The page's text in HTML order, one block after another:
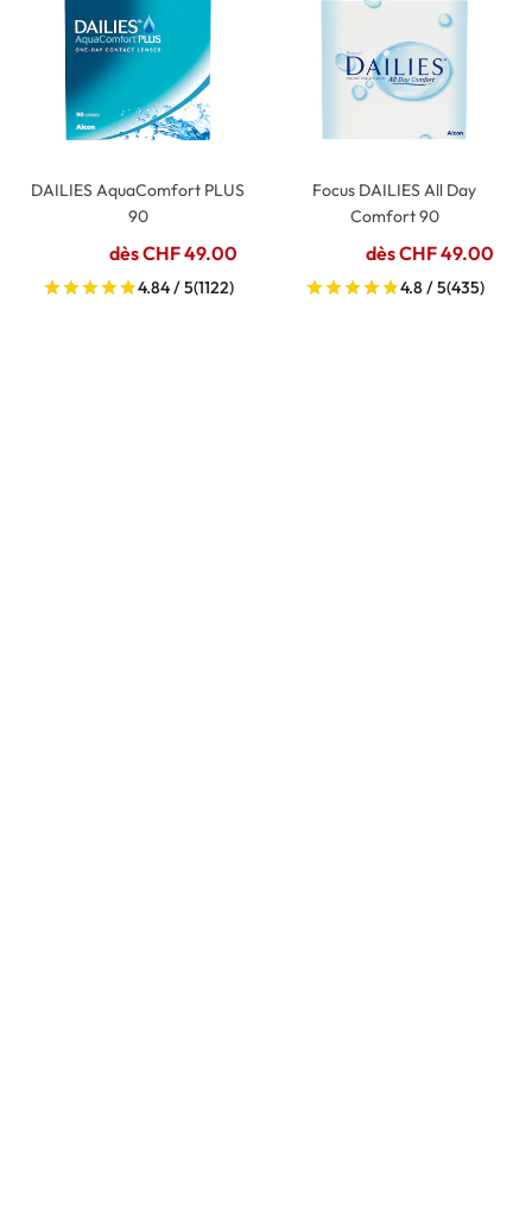
DAILIES AquaComfort PLUS
90
dès CHF 49.00
4.84 / 5(1122)
Focus DAILIES All Day
Comfort 90
dès CHF 49.00
4.8 / 5(435)